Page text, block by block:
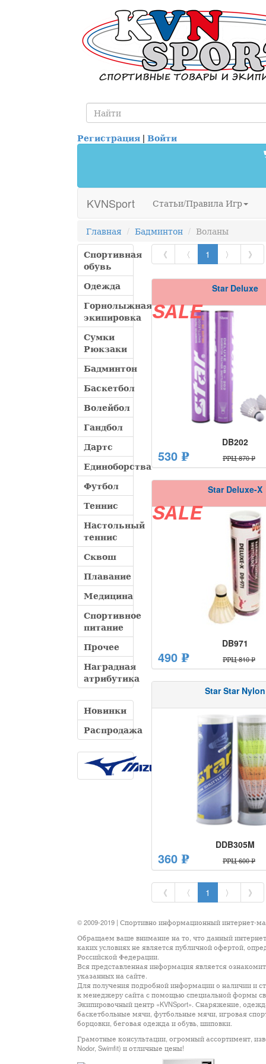
Регистрация | Войти
KVNSport Статьи/Правила Игр
Главная Бадминтон
Воланы
Спортивная
обувь
Одежда
Горнолыжная
экипировка
Сумки
Рюкзаки
Бадминтон
Баскетбол
Волейбол
Гандбол
Дартс
Единоборства
Футбол
Теннис
Настольный
теннис
Сквош
Плавание
Медицина
Спортивное
питание
Прочее
Наградная
атрибутика
Новинки
Распродажа
《 〈 1 〉 》
Star Deluxe
SALE
DB202
530 ₽ РРЦ 870 ₽
Star Deluxe-X
SALE
DB971
490 ₽ РРЦ 810 ₽
Star Star Nylon
DDB305M
360 ₽ РРЦ 600 ₽
《 〈 1 〉 》
© 2009-2019 | Спортивно информационный интернет-
Обращаем ваше внимание на то, что данный
каких условиях не является публичной офертой,
Российской Федерации.
Вся представленная информация является
указанных на сайте.
Для получения подробной информации о наличии и
к менеджеру сайта с помощью специальной формы
Экипировочный центр «KVNSport». Снаряжение,
баскетбольные мячи, футбольные мячи, игровая
борцовки, беговая одежда и обувь, шиповки.
Грамотные консультации, огромный ассортимент,
Nodor, Swimfit) и отличные цены!